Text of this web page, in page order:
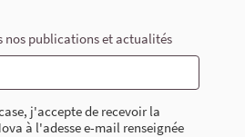
nos publications et actualités
j'accepte de recevoir la
à l'adesse e-mail renseignée